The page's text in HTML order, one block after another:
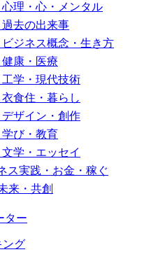
理・心・メンタル
去の出来事
ジネス概念・生き方
康・医療
学・現代技術
食住・暮らし
ザイン・創作
び・教育
学・エッセイ
ス実践・お金・稼ぐ
来・共創
ター
ング